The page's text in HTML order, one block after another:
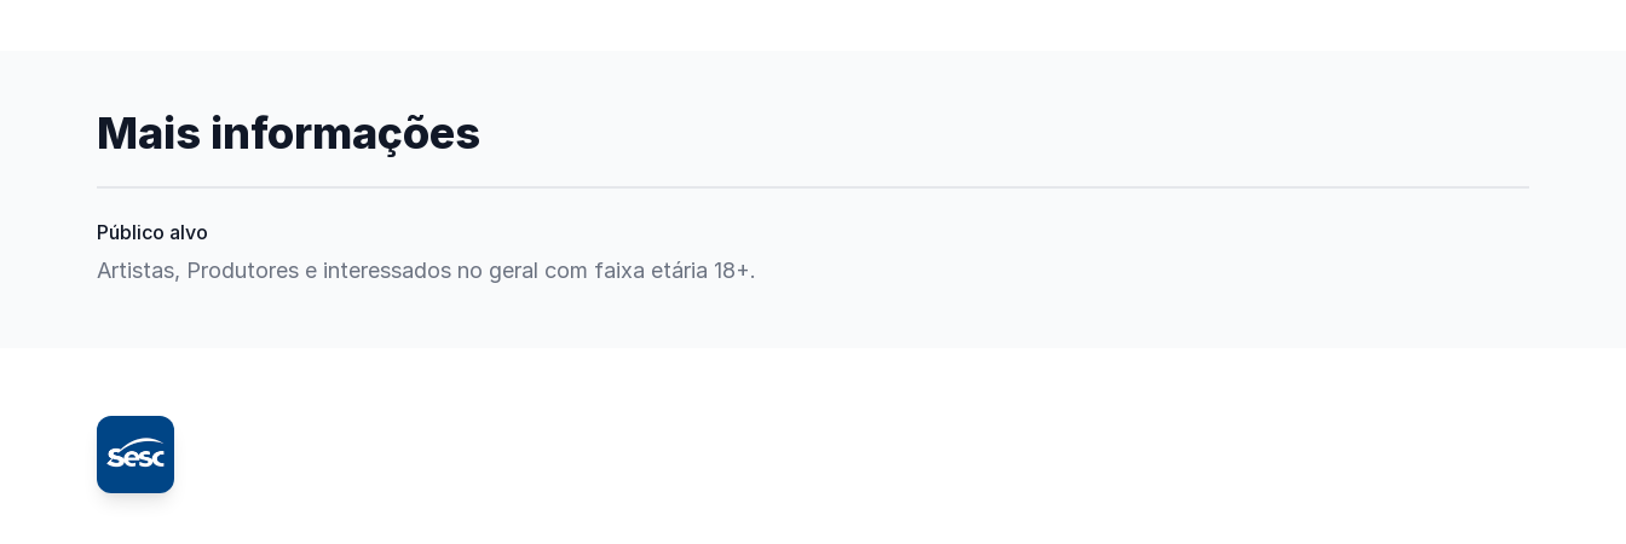
Mais informações
Público alvo
Artistas, Produtores e interessados no geral com faixa etária 18+.